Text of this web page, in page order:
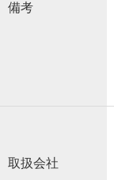
備考
取扱会社